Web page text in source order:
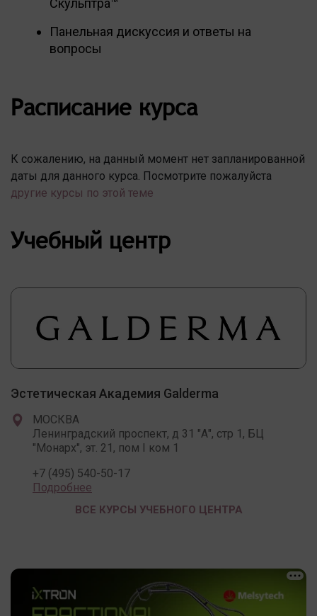
Скульптра™
Панельная дискуссия и ответы на
вопросы
Расписание курса
К сожалению, на данный момент нет запланированной
даты для данного курса. Посмотрите пожалуйста
другие курсы по этой теме
Учебный центр
Эстетическая Академия Galderma
МОСКВА
Ленинградский проспект, д 31 "А", стр 1, БЦ
"Монарх", эт. 21, пом I ком 1
+7 (495) 540-50-17
Подробнее
ВСЕ КУРСЫ УЧЕБНОГО ЦЕНТРА